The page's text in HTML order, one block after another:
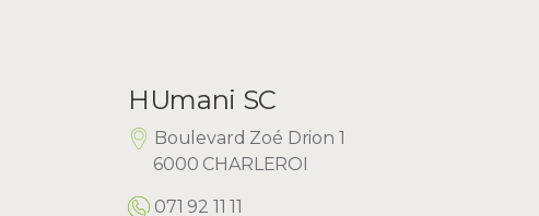
HUmani SC
Boulevard Zoé Drion 1
6000 CHARLEROI
071 92 11 11